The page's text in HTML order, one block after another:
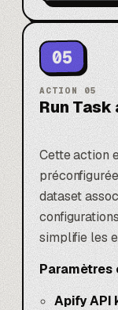
05
ACTION 05
Run
Cette action
dataset
simplifie les
Paramètres
Apify API